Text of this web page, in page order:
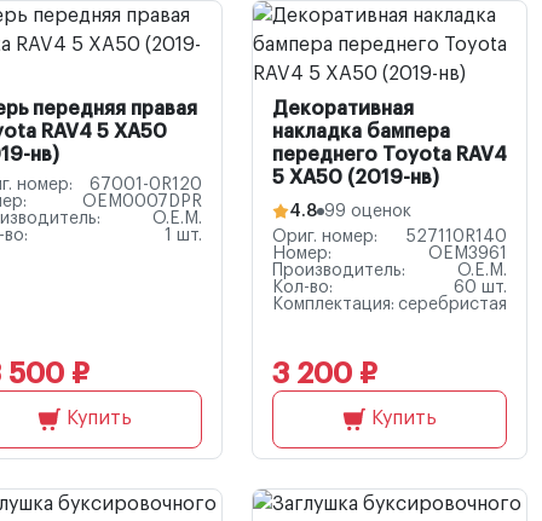
передняя правая
RAV4 5 XA50
нв)
номер:
67001-0R120
OEM0007DPR
O.E.M.
во:
1 шт.
500 ₽
Купить
Декоративная
накладка бампера
переднего Toyota RAV4
5 XA50 (2019-нв)
4.8 99 оценок
Ориг. номер:
527110R140
Номер:
OEM3961
Производитель:
O.E.M.
Кол-во:
60 шт.
Комплектация: серебристая
3 200 ₽
Купить